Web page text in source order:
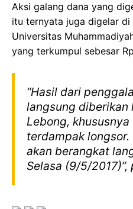
Aksi galang dana yang
itu ternyata juga digelar di
Universitas
yang terkumpul sebesar
“Hasil dari
langsung diberikan
Lebong,
terdampak
akan berangkat
Selasa (9/5/2017)”,